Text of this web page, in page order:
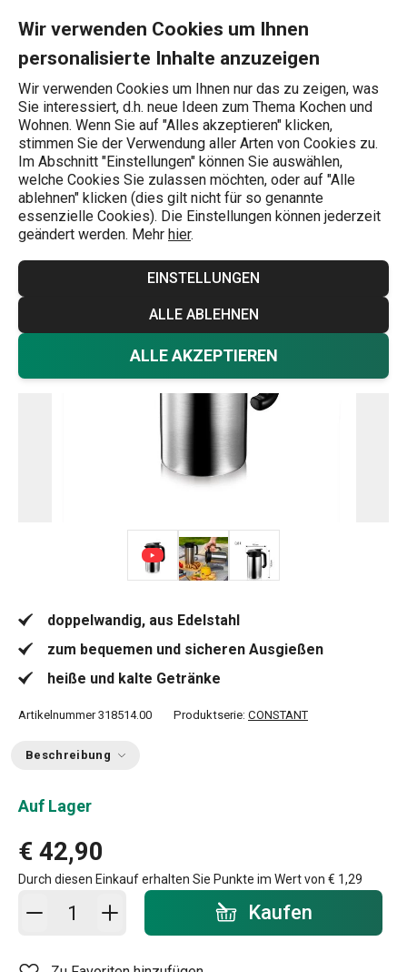
Wir verwenden Cookies um Ihnen
personalisierte Inhalte anzuzeigen
Wir verwenden Cookies um Ihnen nur das zu zeigen, was
Sie interessiert, d.h. neue Ideen zum Thema Kochen und
Wohnen. Wenn Sie auf "Alles akzeptieren" klicken,
stimmen Sie der Verwendung aller Arten von Cookies zu.
Im Abschnitt "Einstellungen" können Sie auswählen,
welche Cookies Sie zulassen möchten, oder auf "Alle
ablehnen" klicken (dies gilt nicht für so genannte
essenzielle Cookies). Die Einstellungen können jederzeit
geändert werden. Mehr hier.
EINSTELLUNGEN
ALLE ABLEHNEN
ALLE AKZEPTIEREN
Wonach suchen Sie?
Isolierflaschen
Isolierflasche mit Dosierverschluss
CONSTANT 0,8 l, aus Edelstahl
doppelwandig, aus Edelstahl
zum bequemen und sicheren Ausgießen
heiße und kalte Getränke
Artikelnummer 318514.00 Produktserie: CONSTANT
Beschreibung
Auf Lager
€ 42,90
Durch diesen Einkauf erhalten Sie Punkte im Wert von € 1,29
In den Warenkorb - Menge Kaufen